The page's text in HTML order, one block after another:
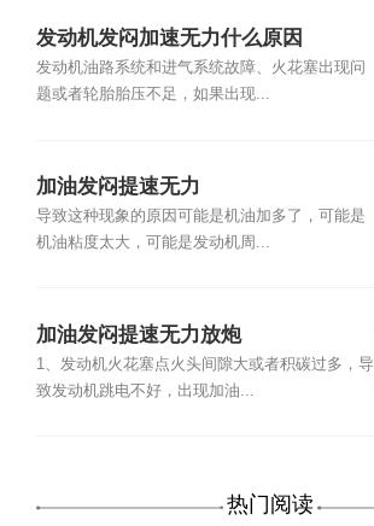
发动机发闷加速无力什么原因
发动机油路系统和进气系统故障、火花塞出现问
题或者轮胎胎压不足，如果出现...
加油发闷提速无力
导致这种现象的原因可能是机油加多了，可能是
机油粘度太大，可能是发动机周...
加油发闷提速无力放炮
1、发动机火花塞点火头间隙大或者积碳过多，导
致发动机跳电不好，出现加油...
热门阅读